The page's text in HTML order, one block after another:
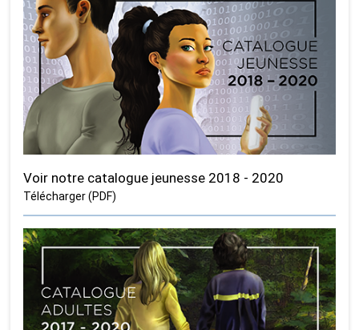
Voir notre catalogue jeunesse 2018 - 2020
Télécharger (PDF)